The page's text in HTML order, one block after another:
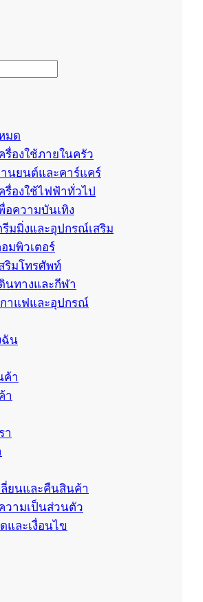
มด
รื่องใช้ภายในครัว
นยนต์และคาร์แคร์
รื่องใช้ไฟฟ้าทั่วไป
อความบันเทิง
รีมมิ่งและอุปกรณ์เสริม
มพิวเตอร์
ริมโทรศัพท์
นทางและกีฬา
กาแฟและอุปกรณ์
น
ค้า
า
า
ลี่ยนและคืนสินค้า
วามเป็นส่วนตัว
และเงื่อนไข